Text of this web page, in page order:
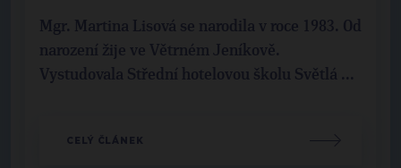
Mgr. Martina Lisová se narodila v roce 1983. Od
narození žije ve Větrném Jeníkově.
Vystudovala Střední hotelovou školu Světlá ...
CELÝ ČLÁNEK